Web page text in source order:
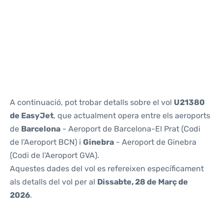
A continuació, pot trobar detalls sobre el vol U21380
de EasyJet, que actualment opera entre els aeroports
de Barcelona - Aeroport de Barcelona-El Prat (Codi
de l'Aeroport BCN) i Ginebra - Aeroport de Ginebra
(Codi de l'Aeroport GVA).
Aquestes dades del vol es refereixen específicament
als detalls del vol per al Dissabte, 28 de Març de
2026.